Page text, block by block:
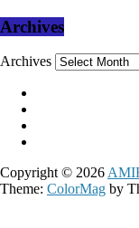
Archives
Archives
Copyright © 2026
Theme: ColorMag by